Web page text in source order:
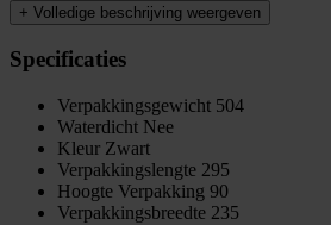
+ Volledige beschrijving weergeven
Specificaties
Verpakkingsgewicht 504
Waterdicht Nee
Kleur Zwart
Verpakkingslengte 295
Hoogte Verpakking 90
Verpakkingsbreedte 235